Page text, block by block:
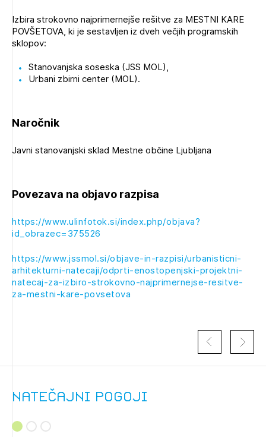
POZABLJENO GESLO
REGISTRIRAJTE SE
Izbira strokovno najprimernejše rešitve za MESTNI KARE
POVŠETOVA, ki je sestavljen iz dveh večjih programskih
sklopov:
Stanovanjska soseska (JSS MOL),
Urbani zbirni center (MOL).
Naročnik
Javni stanovanjski sklad Mestne občine Ljubljana
Povezava na objavo razpisa
https://www.ulinfotok.si/index.php/objava?
id_obrazec=375526
https://www.jssmol.si/objave-in-razpisi/urbanisticni-
arhitekturni-natecaji/odprti-enostopenjski-projektni-
natecaj-za-izbiro-strokovno-najprimernejse-resitve-
za-mestni-kare-povsetova
natečajni pogoji
Dnevne medijske objave
NAPREJ